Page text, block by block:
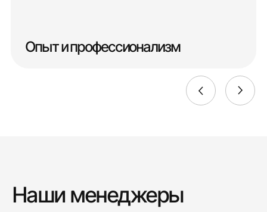
Опыт и профессионализм
Наши менеджеры